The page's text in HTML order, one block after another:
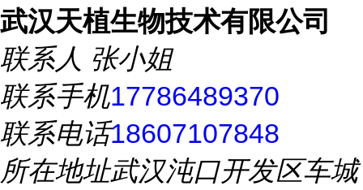
武汉天植生物技术有限公司
联系人 张小姐
联系手机17786489370
联系电话18607107848
所在地址武汉沌口开发区车城